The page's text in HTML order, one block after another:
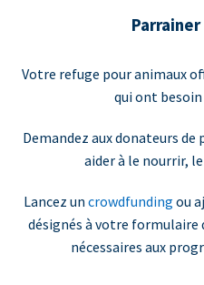
Votre refuge pour animaux
qui ont
Demandez aux donateurs
aider à le nourrir,
Lancez un crowdfunding ou
désignés à votre formulaire
nécessaires aux